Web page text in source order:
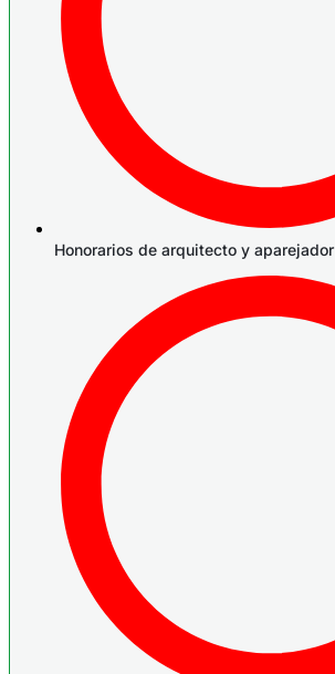
Honorarios de arquitecto y aparejador